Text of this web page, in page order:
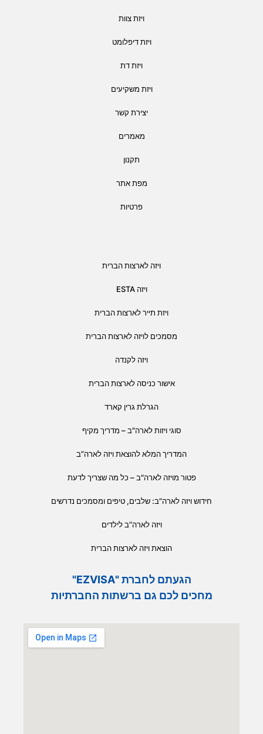
ויזת צוות
ויזת דיפלומט
ויזת דת
ויזת משקיעים
יצירת קשר
מאמרים
תקנון
מפת אתר
פרטיות
ויזה לארצות הברית
ויזה ESTA
ויזת תייר לארצות הברית
מסמכים לויזה לארצות הברית
ויזה לקנדה
אישור כניסה לארצות הברית
הגרלת גרין קארד
סוגי ויזות לארה"ב – מדריך מקיף
המדריך המלא להוצאת ויזה לארה”ב
פטור מויזה לארה"ב – כל מה שצריך לדעת
חידוש ויזה לארה”ב: שלבים, טיפים ומסמכים נדרשים
ויזה לארה”ב לילדים
הוצאת ויזה לארצות הברית
הגעתם לחברת "EZVISA"
מחכים לכם גם ברשתות החברתיות